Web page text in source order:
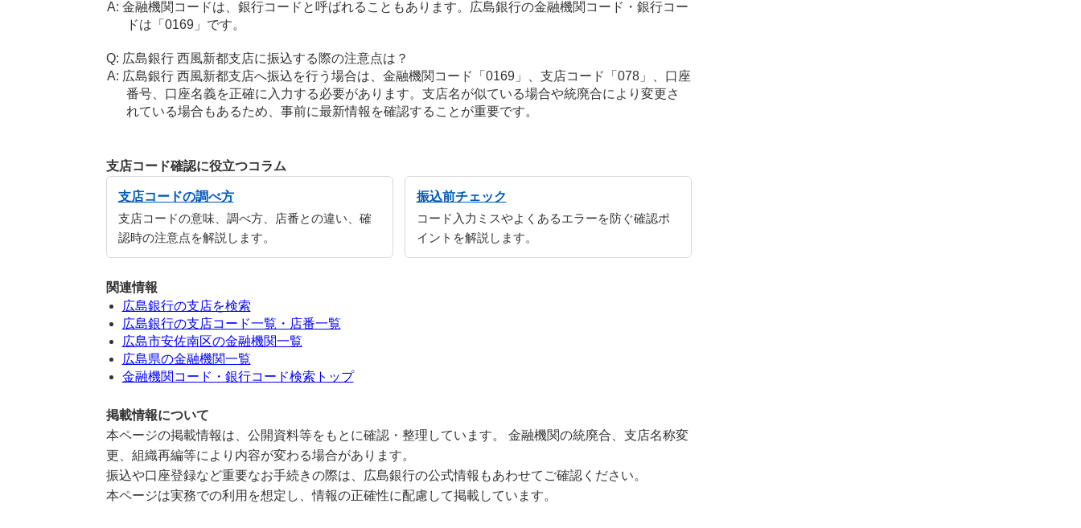
金融機関コードは、銀行コードと呼ばれることもあります。広島銀行の金融機関コード・銀行コー
ドは「0169」です。
広島銀行 西風新都支店に振込する際の注意点は？
広島銀行 西風新都支店へ振込を行う場合は、金融機関コード「0169」、支店コード「078」、口座
番号、口座名義を正確に入力する必要があります。支店名が似ている場合や統廃合により変更さ
れている場合もあるため、事前に最新情報を確認することが重要です。
支店コード確認に役立つコラム
支店コードの調べ方
支店コードの意味、調べ方、店番との違い、確
認時の注意点を解説します。
振込前チェック
コード入力ミスやよくあるエラーを防ぐ確認ポ
イントを解説します。
関連情報
広島銀行の支店を検索
広島銀行の支店コード一覧・店番一覧
広島市安佐南区の金融機関一覧
広島県の金融機関一覧
金融機関コード・銀行コード検索トップ
掲載情報について
本ページの掲載情報は、公開資料等をもとに確認・整理しています。 金融機関の統廃合、支店名称変
更、組織再編等により内容が変わる場合があります。
振込や口座登録など重要なお手続きの際は、広島銀行の公式情報もあわせてご確認ください。
本ページは実務での利用を想定し、情報の正確性に配慮して掲載しています。